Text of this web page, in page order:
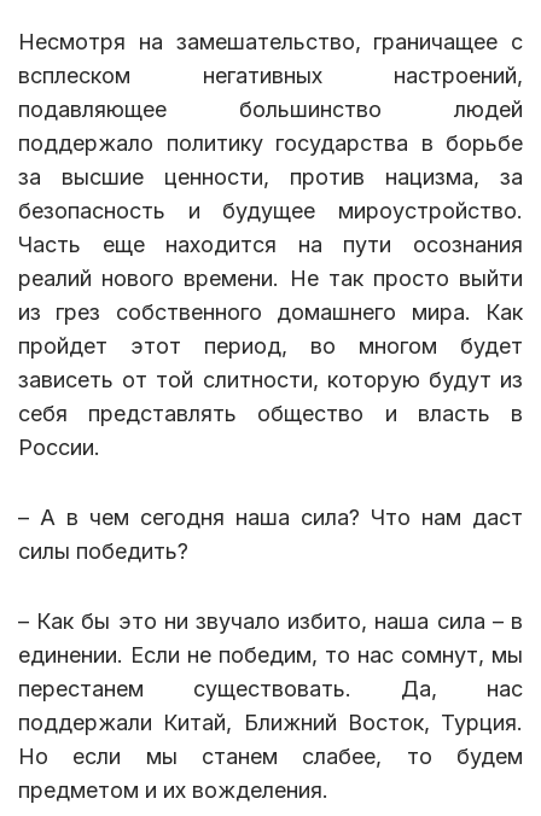
Несмотря на замешательство, граничащее с
всплеском негативных настроений,
подавляющее большинство людей
поддержало политику государства в борьбе
за высшие ценности, против нацизма, за
безопасность и будущее мироустройство.
Часть еще находится на пути осознания
реалий нового времени. Не так просто выйти
из грез собственного домашнего мира. Как
пройдет этот период, во многом будет
зависеть от той слитности, которую будут из
себя представлять общество и власть в
России.
– А в чем сегодня наша сила? Что нам даст
силы победить?
– Как бы это ни звучало избито, наша сила – в
единении. Если не победим, то нас сомнут, мы
перестанем существовать. Да, нас
поддержали Китай, Ближний Восток, Турция.
Но если мы станем слабее, то будем
предметом и их вожделения.